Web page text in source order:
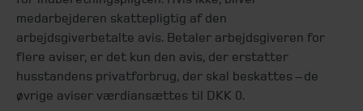
medarbejderen skattepligtig af den
arbejdsgiverbetalte avis. Betaler arbejdsgiveren for
flere aviser, er det kun den avis, der erstatter
husstandens privatforbrug, der skal beskattes – de
øvrige aviser værdiansættes til DKK 0.